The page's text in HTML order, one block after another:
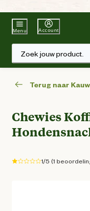
Menu Account
Zoek jouw product.
Terug naar
Chewies
1/5 (1